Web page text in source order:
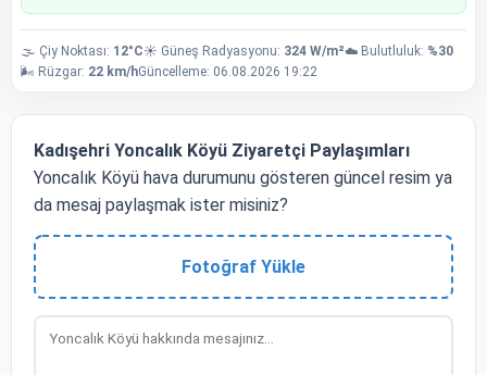
🌫️ Çiy Noktası: 12°C☀️ Güneş Radyasyonu: 324 W/m²☁️ Bulutluluk: %30
🌬️ Rüzgar: 22 km/hGüncelleme: 06.08.2026 19:22
Kadışehri Yoncalık Köyü Ziyaretçi Paylaşımları
Yoncalık Köyü hava durumunu gösteren güncel resim ya
da mesaj paylaşmak ister misiniz?
Fotoğraf Yükle